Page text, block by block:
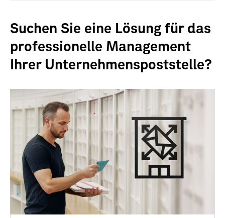
Suchen Sie eine Lösung für das
professionelle Management
Ihrer Unternehmenspoststelle?